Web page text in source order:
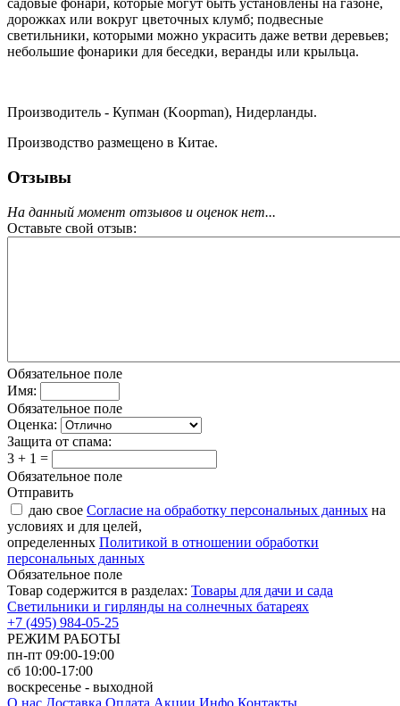
садовые фонари, которые могут быть установлены на газоне,
дорожках или вокруг цветочных клумб; подвесные
светильники, которыми можно украсить даже ветви деревьев;
небольшие фонарики для беседки, веранды или крыльца.
Производитель - Купман (Koopman), Нидерланды.
Производство размещено в Китае.
Отзывы
На данный момент отзывов и оценок нет...
Оставьте свой отзыв:
Обязательное поле
Имя:
Обязательное поле
Оценка:
Защита от спама:
3 + 1 =
Обязательное поле
Отправить
даю свое Согласие на обработку персональных данных на
условиях и для целей,
определенных Политикой в отношении обработки
персональных данных
Обязательное поле
Товар содержится в разделах: Товары для дачи и сада
Светильники и гирлянды на солнечных батареях
+7 (495) 984-05-25
РЕЖИМ РАБОТЫ
пн-пт 09:00-19:00
сб 10:00-17:00
воскресенье - выходной
О нас Доставка Оплата Акции Инфо Контакты